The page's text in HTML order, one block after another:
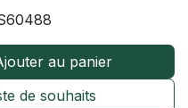
au panier
de souhaits